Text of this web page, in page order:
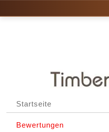
Startseite
Bewertungen